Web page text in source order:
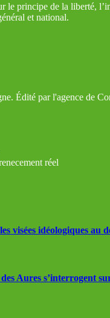
le principe de la liberté,
et national.
Édité par l'agence de
réel
visées idéologiques au
Aures s’interrogent